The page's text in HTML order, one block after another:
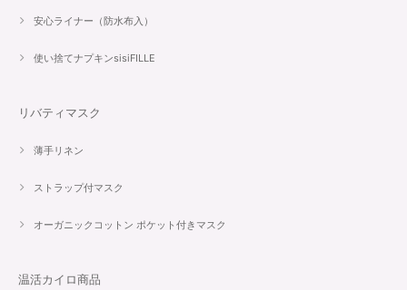
安心ライナー（防水布入）
使い捨てナプキンsisiFILLE
リバティマスク
薄手リネン
ストラップ付マスク
オーガニックコットン ポケット付きマスク
温活カイロ商品